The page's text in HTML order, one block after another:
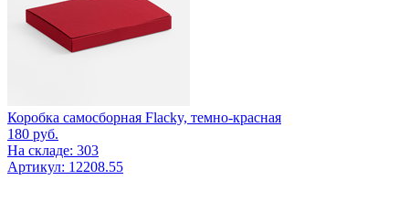
Коробка самосборная Flacky, темно-красная
180 руб.
На складе: 303
Артикул: 12208.55